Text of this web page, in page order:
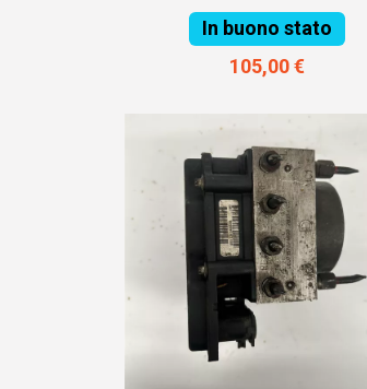
In buono stato
105,00 €